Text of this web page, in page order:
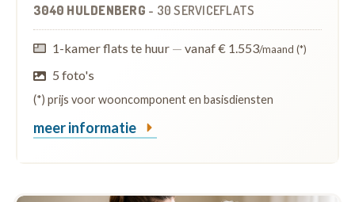
3040 HULDENBERG - 30 SERVICEFLATS
1-kamer flats te huur — vanaf € 1.553/maand (*)
5 foto's
(*) prijs voor wooncomponent en basisdiensten
meer informatie